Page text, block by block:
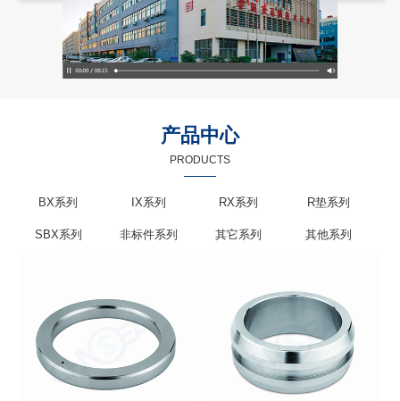
产品中心
PRODUCTS
BX系列 IX系列 RX系列 R垫系列
SBX系列 非标件系列 其它系列 其他系列